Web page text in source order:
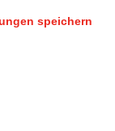
speichern